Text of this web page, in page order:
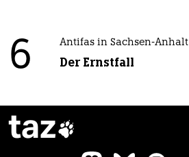
6 Antifas in Sachsen-Anhalt
Der Ernstfall
taz